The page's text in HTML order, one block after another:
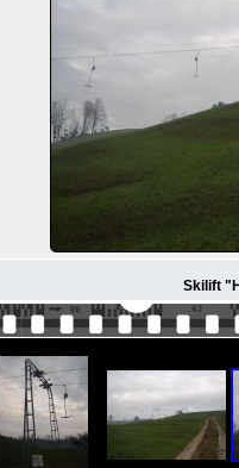
Skilift